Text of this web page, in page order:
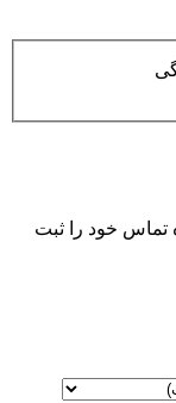
تماس خود را ثبت